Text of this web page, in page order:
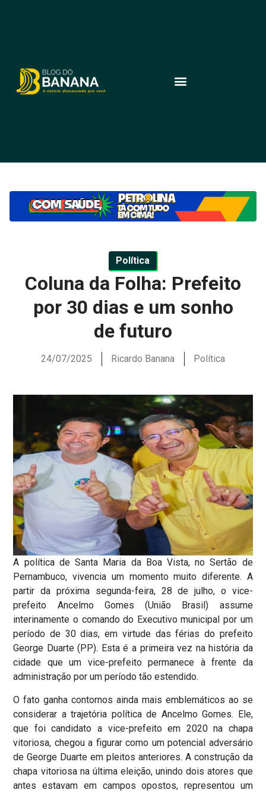
Política
Coluna da Folha: Prefeito
por 30 dias e um sonho
de futuro
24/07/2025 Ricardo Banana Política
A política de Santa Maria da Boa Vista, no Sertão de
Pernambuco, vivencia um momento muito diferente. A
partir da próxima segunda-feira, 28 de julho, o vice-
prefeito Ancelmo Gomes (União Brasil) assume
interinamente o comando do Executivo municipal por um
período de 30 dias, em virtude das férias do prefeito
George Duarte (PP). Esta é a primeira vez na história da
cidade que um vice-prefeito permanece à frente da
administração por um período tão estendido.
O fato ganha contornos ainda mais emblemáticos ao se
considerar a trajetória política de Ancelmo Gomes. Ele,
que foi candidato a vice-prefeito em 2020 na chapa
vitoriosa, chegou a figurar como um potencial adversário
de George Duarte em pleitos anteriores. A construção da
chapa vitoriosa na última eleição, unindo dois atores que
antes estavam em campos opostos, representou um